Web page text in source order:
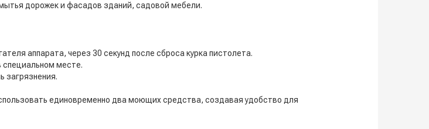
дорожек и фасадов зданий, садовой мебели.
аппарата, через 30 секунд после сброса курка пистолета.
специальном месте.
загрязнения.
единовременно два моющих средства, создавая удобство для